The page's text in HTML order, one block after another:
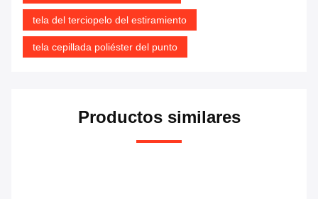
tela del terciopelo del estiramiento
tela cepillada poliéster del punto
Productos similares